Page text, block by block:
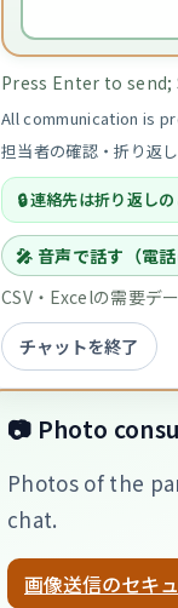
Press Enter to
All communication is
担当者の確認・折り返
連絡先は折り返し
🎤 音声で話す（電
CSV・Excelの需要デ
チャットを終了
📷 Photo
Photos of the
chat.
画像送信のセキ